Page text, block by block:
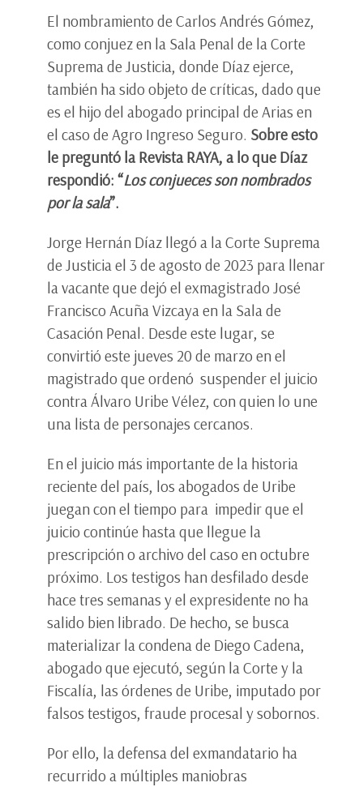
El nombramiento de Carlos Andrés Gómez,
como conjuez en la Sala Penal de la Corte
Suprema de Justicia, donde Díaz ejerce,
también ha sido objeto de críticas, dado que
es el hijo del abogado principal de Arias en
el caso de Agro Ingreso Seguro. Sobre esto
le preguntó la Revista RAYA, a lo que Díaz
respondió: “Los conjueces son nombrados
por la sala”.
Jorge Hernán Díaz llegó a la Corte Suprema
de Justicia el 3 de agosto de 2023 para llenar
la vacante que dejó el exmagistrado José
Francisco Acuña Vizcaya en la Sala de
Casación Penal. Desde este lugar, se
convirtió este jueves 20 de marzo en el
magistrado que ordenó suspender el juicio
contra Álvaro Uribe Vélez, con quien lo une
una lista de personajes cercanos.
En el juicio más importante de la historia
reciente del país, los abogados de Uribe
juegan con el tiempo para impedir que el
juicio continúe hasta que llegue la
prescripción o archivo del caso en octubre
próximo. Los testigos han desfilado desde
hace tres semanas y el expresidente no ha
salido bien librado. De hecho, se busca
materializar la condena de Diego Cadena,
abogado que ejecutó, según la Corte y la
Fiscalía, las órdenes de Uribe, imputado por
falsos testigos, fraude procesal y sobornos.
Por ello, la defensa del exmandatario ha
recurrido a múltiples maniobras